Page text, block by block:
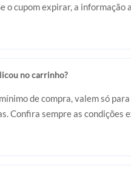
o cupom expirar, a informação
no carrinho?
de compra, valem só
Confira sempre as condições